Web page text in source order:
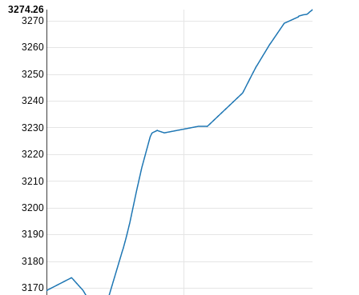
3170
3180
3190
3200
3210
3220
3230
3240
3250
3260
3270
3274.26